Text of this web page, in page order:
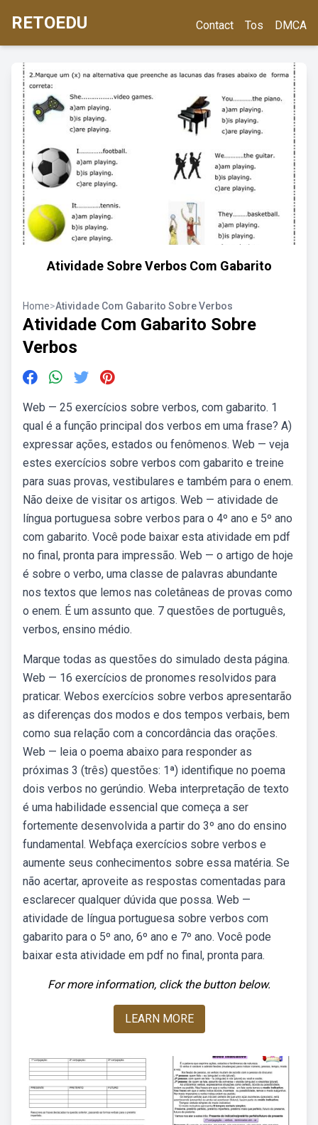
RETOEDU Contact Tos DMCA
Atividade Sobre Verbos Com Gabarito
Home>Atividade Com Gabarito Sobre Verbos
Atividade Com Gabarito Sobre
Verbos
Web — 25 exercícios sobre verbos, com gabarito. 1
qual é a função principal dos verbos em uma frase? A)
expressar ações, estados ou fenômenos. Web — veja
estes exercícios sobre verbos com gabarito e treine
para suas provas, vestibulares e também para o enem.
Não deixe de visitar os artigos. Web — atividade de
língua portuguesa sobre verbos para o 4º ano e 5º ano
com gabarito. Você pode baixar esta atividade em pdf
no final, pronta para impressão. Web — o artigo de hoje
é sobre o verbo, uma classe de palavras abundante
nos textos que lemos nas coletâneas de provas como
o enem. É um assunto que. 7 questões de português,
verbos, ensino médio.
Marque todas as questões do simulado desta página.
Web — 16 exercícios de pronomes resolvidos para
praticar. Webos exercícios sobre verbos apresentarão
as diferenças dos modos e dos tempos verbais, bem
como sua relação com a concordância das orações.
Web — leia o poema abaixo para responder as
próximas 3 (três) questões: 1ª) identifique no poema
dois verbos no gerúndio. Weba interpretação de texto
é uma habilidade essencial que começa a ser
fortemente desenvolvida a partir do 3º ano do ensino
fundamental. Webfaça exercícios sobre verbos e
aumente seus conhecimentos sobre essa matéria. Se
não acertar, aproveite as respostas comentadas para
esclarecer qualquer dúvida que possa. Web —
atividade de língua portuguesa sobre verbos com
gabarito para o 5º ano, 6º ano e 7º ano. Você pode
baixar esta atividade em pdf no final, pronta para.
For more information, click the button below.
LEARN MORE